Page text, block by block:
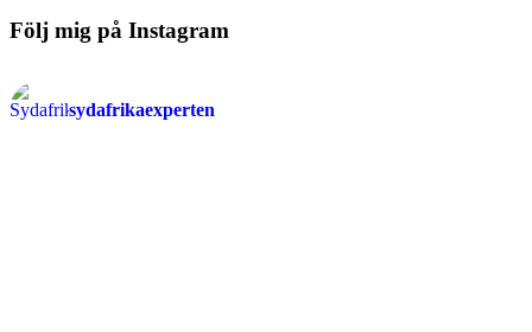
Följ mig på Instagram
sydafrikaexperten